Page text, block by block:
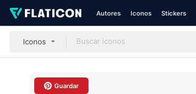
Autores Iconos Stickers
Iconos
Guardar